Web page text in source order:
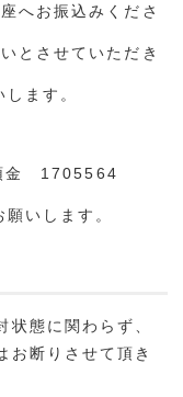
へお振込みくださ
とさせていただき
ます。
金 1705564
いします。
態に関わらず、
お断りさせて頂き